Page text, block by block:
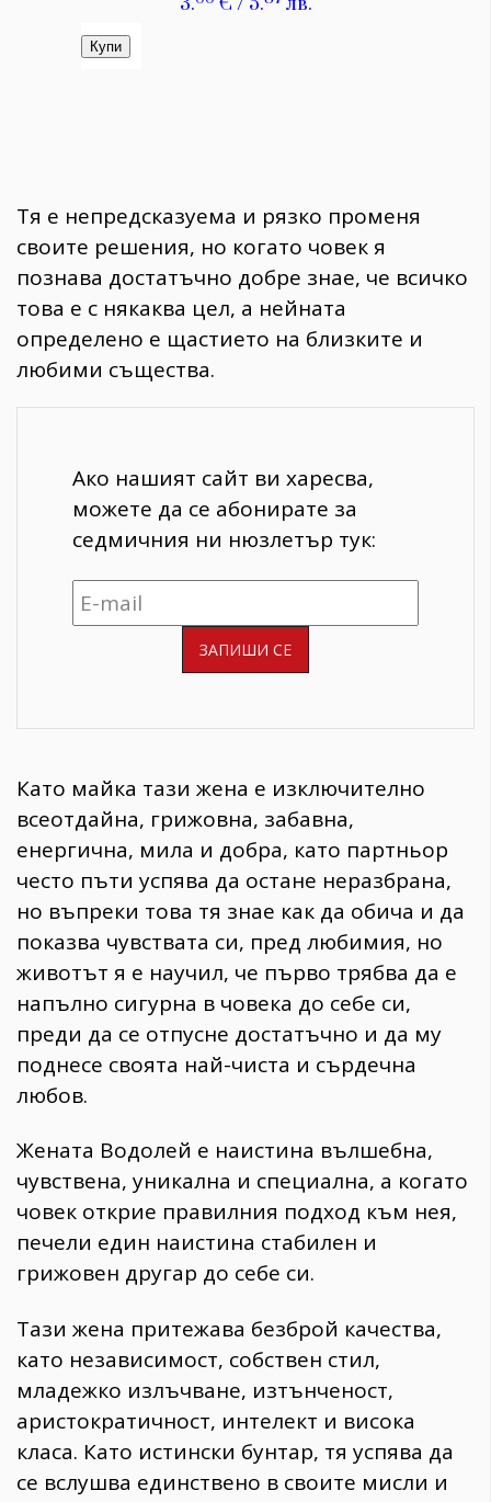
Тя е непредсказуема и рязко променя
своите решения, но когато човек я
познава достатъчно добре знае, че всичко
това е с някаква цел, а нейната
определено е щастието на близките и
любими същества.
Ако нашият сайт ви харесва,
можете да се абонирате за
седмичния ни нюзлетър тук:
Като майка тази жена е изключително
всеотдайна, грижовна, забавна,
енергична, мила и добра, като партньор
често пъти успява да остане неразбрана,
но въпреки това тя знае как да обича и да
показва чувствата си, пред любимия, но
животът я е научил, че първо трябва да е
напълно сигурна в човека до себе си,
преди да се отпусне достатъчно и да му
поднесе своята най-чиста и сърдечна
любов.
Жената Водолей е наистина вълшебна,
чувствена, уникална и специална, а когато
човек открие правилния подход към нея,
печели един наистина стабилен и
грижовен другар до себе си.
Тази жена притежава безброй качества,
като независимост, собствен стил,
младежко излъчване, изтънченост,
аристократичност, интелект и висока
класа. Като истински бунтар, тя успява да
се вслушва единствено в своите мисли и